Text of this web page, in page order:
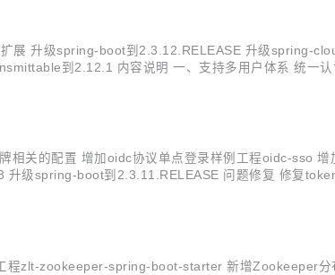
展 升级spring-boot到2.3.12.RELEASE 升级spring-
到2.12.1 内容说明 一、支持多用户体系 统一认
相关的配置 增加oidc协议单点登录样例工程oidc-sso
级spring-boot到2.3.11.RELEASE 问题修复 修复
zlt-zookeeper-spring-boot-starter 新增Zookeeper